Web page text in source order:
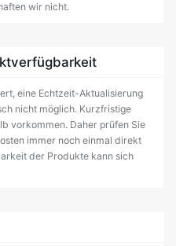
wir nicht.
eine Echtzeit-Aktualisierung
nicht möglich. Kurzfristige
vorkommen. Daher prüfen Sie
immer noch einmal direkt
der Produkte kann sich